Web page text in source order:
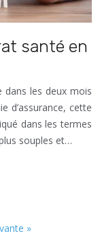
santé en
les deux mois
d’assurance, cette
dans les termes
souples et…
»